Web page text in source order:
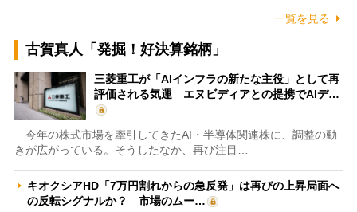
一覧を見る
古賀真人「発掘！好決算銘柄」
三菱重工が「AIインフラの新たな主役」として再
評価される気運 エヌビディアとの提携でAIデ…
今年の株式市場を牽引してきたAI・半導体関連株に、調整の動
きが広がっている。そうしたなか、再び注目…
キオクシアHD「7万円割れからの急反発」は再びの上昇局面へ
の反転シグナルか？ 市場のムー…